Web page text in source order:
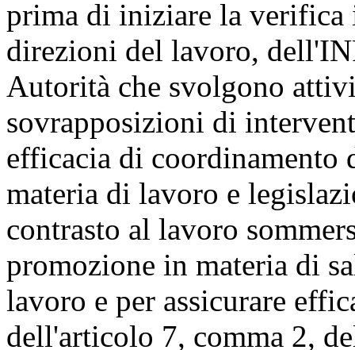
prima di iniziare la verifica
direzioni del lavoro,
Autorità che svolgono
sovrapposizioni di
efficacia di
materia di lavoro e
contrasto al lavoro
promozione in materia di
lavoro e per assicurare
dell'articolo 7, comma 2,